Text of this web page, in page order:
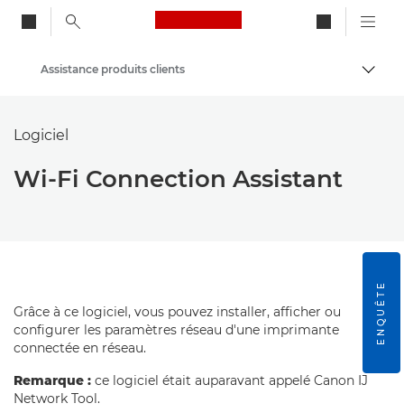
Canon Logo, back to
Assistance produits clients
Logiciel
Wi-Fi Connection Assistant
Grâce à ce logiciel, vous pouvez installer, afficher ou
configurer les paramètres réseau d'une imprimante
connectée en réseau.
Remarque : ce logiciel était auparavant appelé Canon IJ
Network Tool.
ENQUÊTE